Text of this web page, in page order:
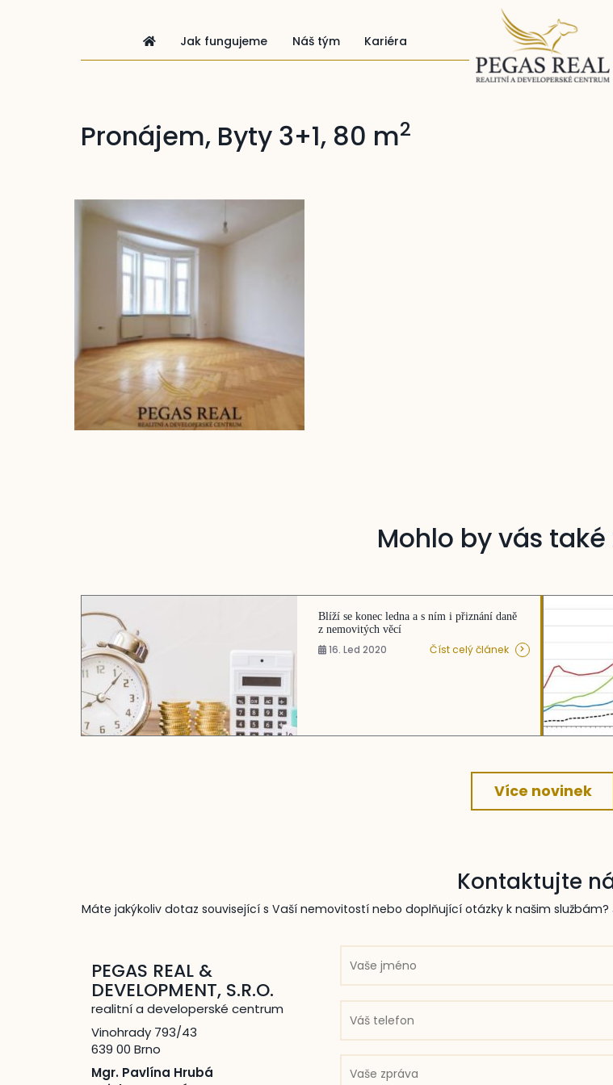
Jak fungujeme Náš tým Kariéra
Pronájem, Byty 3+1, 80 m2
Mohlo by vás
Blíží se konec ledna a s ním i přiznání daně
z nemovitých věcí
16. Led 2020
Číst celý článek
Více novinek
Kontaktujte
Máte jakýkoliv dotaz související s Vaší nemovitostí nebo doplňující otázky k našim
PEGAS REAL &
DEVELOPMENT, S.R.O.
realitní a developerské centrum
Vinohrady 793/43
639 00 Brno
Mgr. Pavlína Hrubá